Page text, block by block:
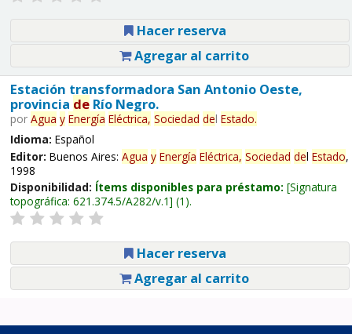
Hacer reserva
Agregar al carrito
Estación transformadora San Antonio Oeste,
provincia deRío Negro.
por Agua y Energía Eléctrica, Sociedad del Estado.
Idioma: Español
Editor: Buenos Aires: Agua y Energía Eléctrica, Sociedad del Estado,
1998
Disponibilidad: Ítems disponibles para préstamo: Signatura
topográfica: 621.374.5/A282/v.1 (1).
Hacer reserva
Agregar al carrito